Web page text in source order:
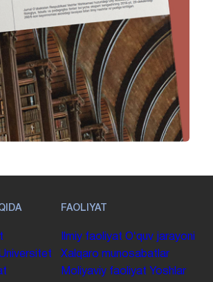
FAOLIYAT
Ilmiy faoliyat Oʻquv jarayoni
Xalqaro munosabatlar
Moliyaviy faoliyat Yoshlar